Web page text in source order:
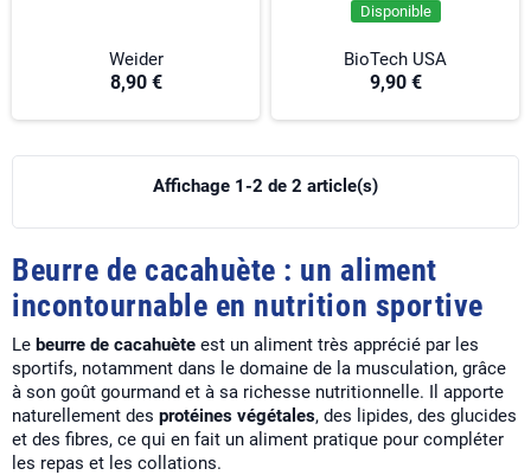
Weider
8,90 €
Disponible
BioTech USA
9,90 €
Affichage 1-2 de 2 article(s)
Beurre de cacahuète : un aliment
incontournable en nutrition sportive
Le beurre de cacahuète est un aliment très apprécié par les
sportifs, notamment dans le domaine de la musculation, grâce
à son goût gourmand et à sa richesse nutritionnelle. Il apporte
naturellement des protéines végétales, des lipides, des glucides
et des fibres, ce qui en fait un aliment pratique pour compléter
les repas et les collations.